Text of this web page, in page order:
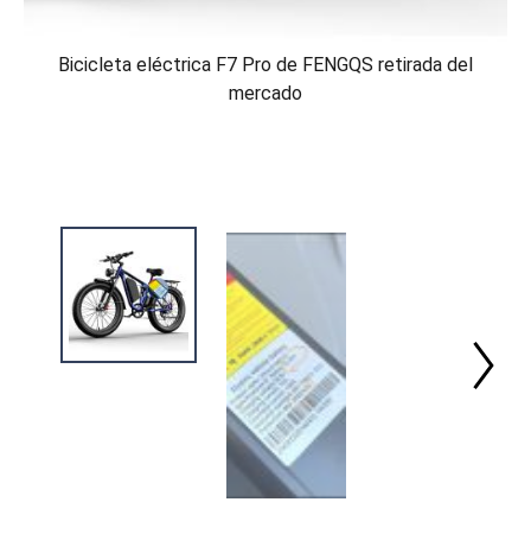
Bicicleta eléctrica F7 Pro de FENGQS retirada del
mercado